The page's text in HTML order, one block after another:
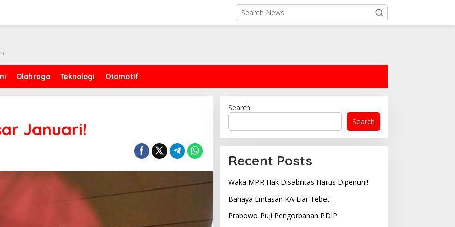
Olahraga Teknologi Otomotif
Januari!
Search
Search
Recent Posts
Waka MPR Hak Disabilitas Harus Dipenuhi!
Bahaya Lintasan KA Liar Tebet
Prabowo Puji Pengorbanan PDIP